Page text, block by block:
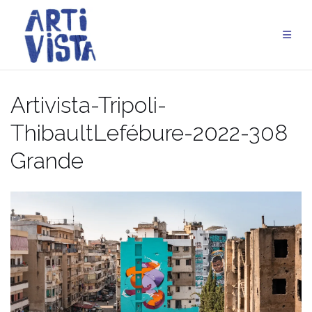
contenu
Artivista-Tripoli-
ThibaultLefébure-2022-308
Grande